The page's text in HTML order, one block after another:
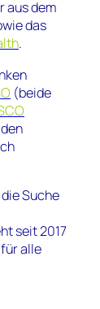
aus dem
das
.
(beide
Suche
seit 2017
alle